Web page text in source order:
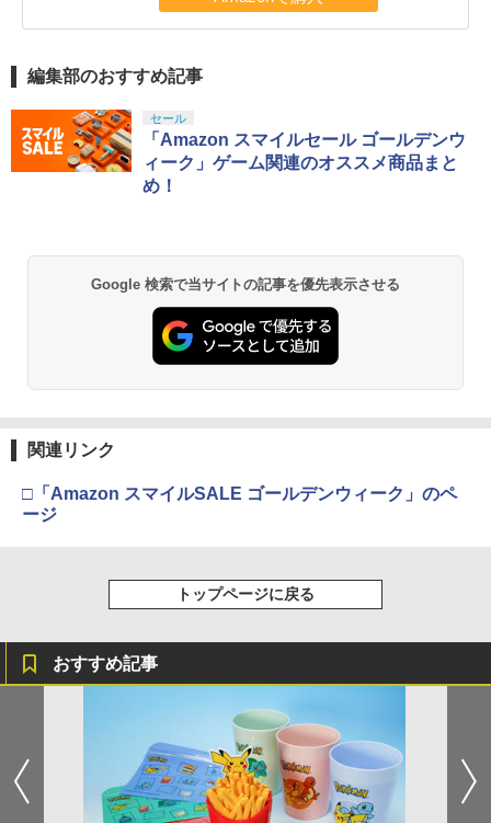
編集部のおすすめ記事
セール
「Amazon スマイルセール ゴールデンウ
ィーク」ゲーム関連のオススメ商品まと
め！
Google 検索で当サイトの記事を優先表示させる
関連リンク
□「Amazon スマイルSALE ゴールデンウィーク」のペ
ージ
トップページに戻る
おすすめ記事